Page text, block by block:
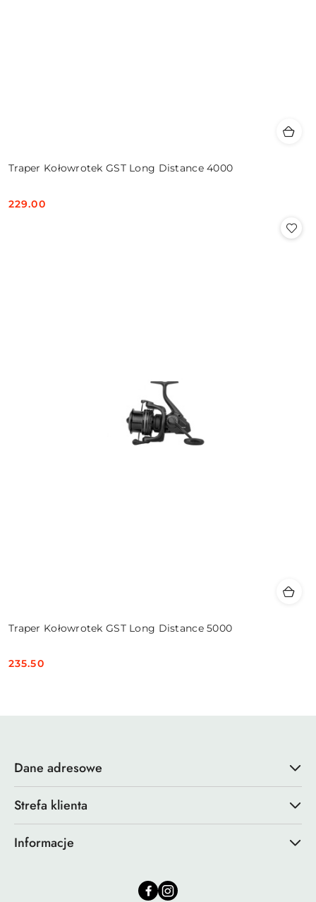
Traper Kołowrotek GST Long Distance 4000
Cena:
229.00
Traper Kołowrotek GST Long Distance 5000
Cena:
235.50
Dane adresowe
Strefa klienta
Informacje